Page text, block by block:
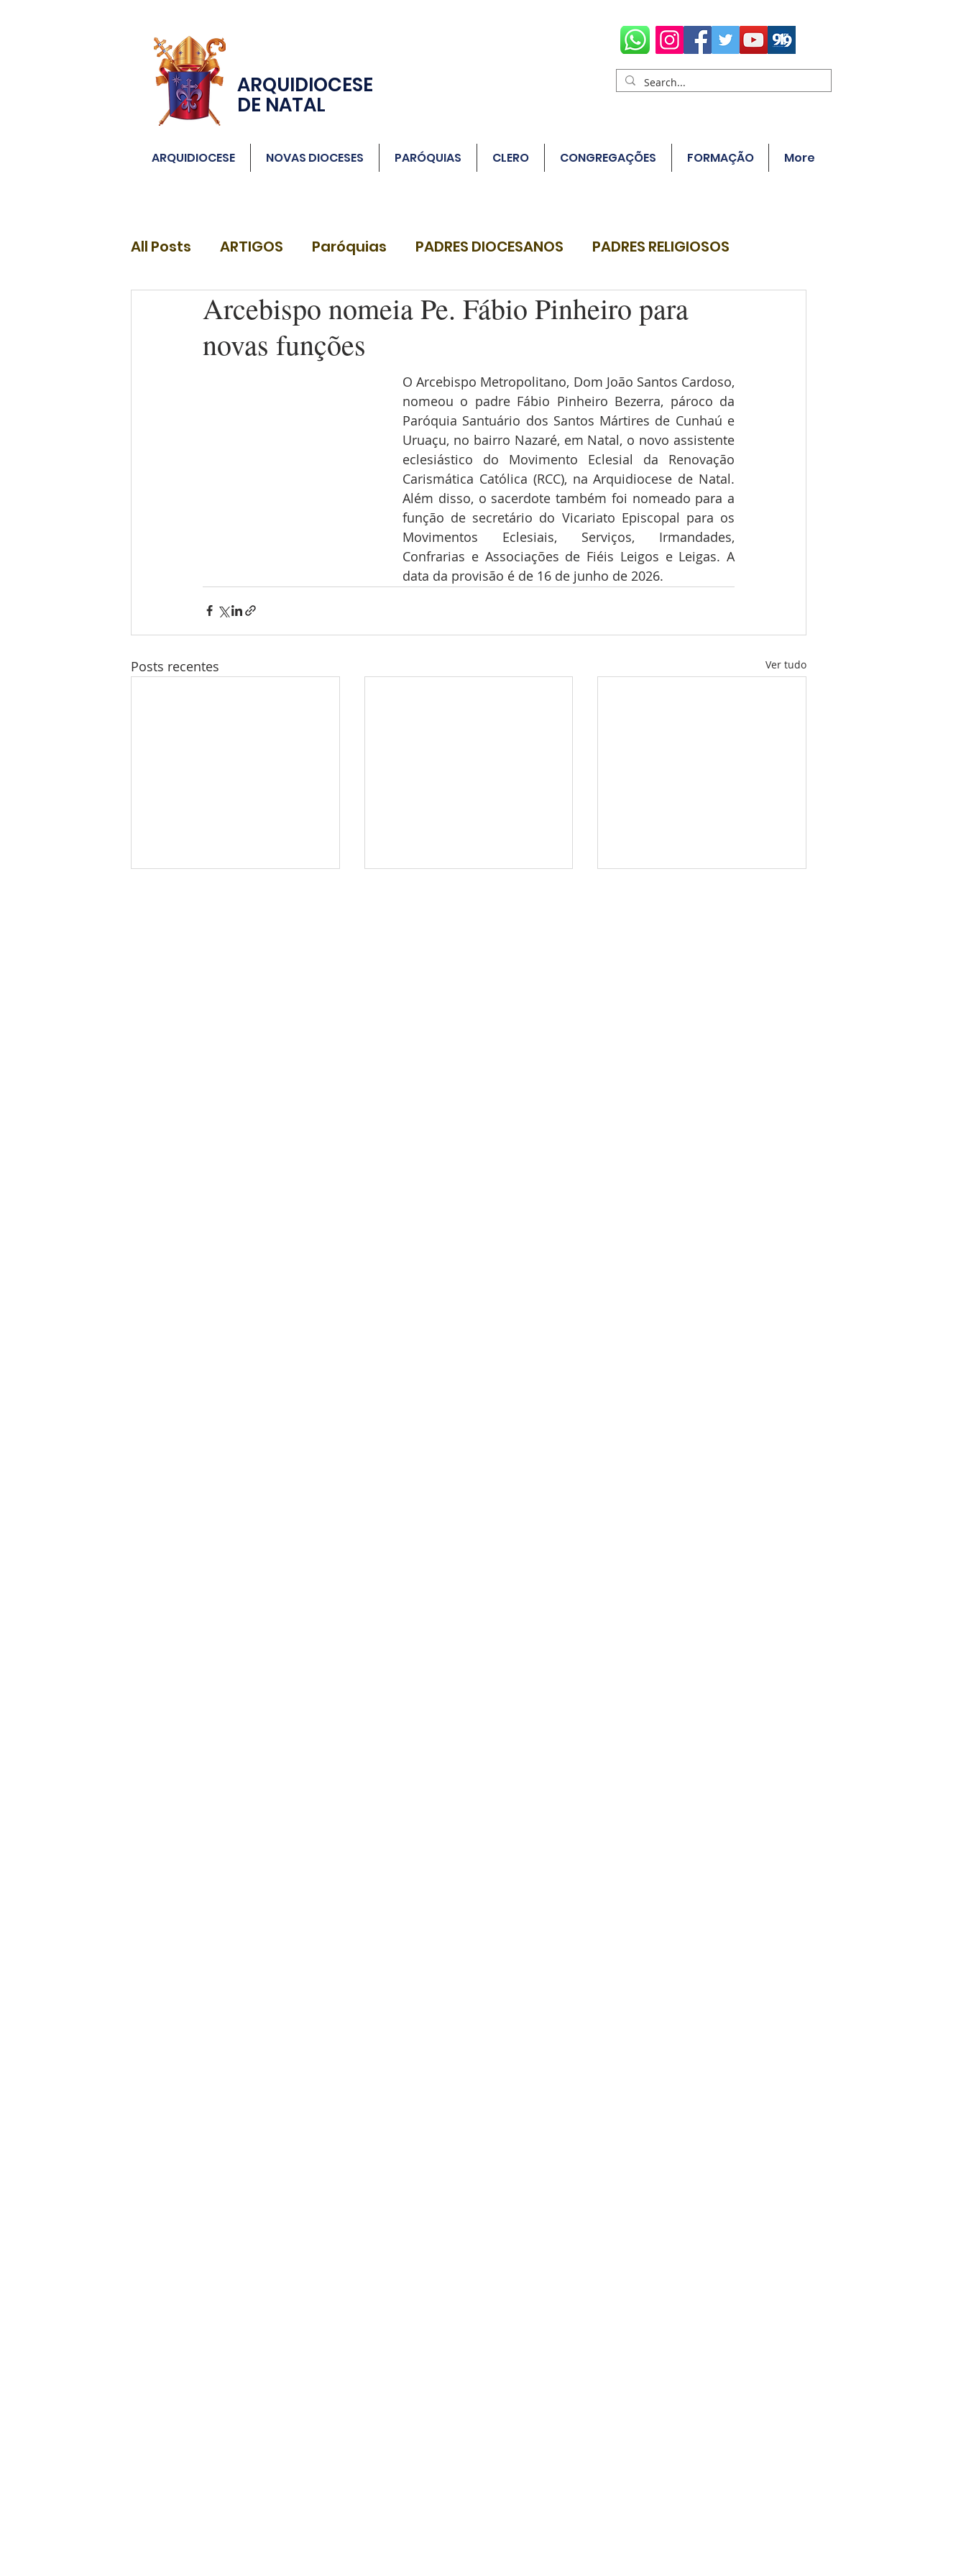
ARQUIDIOCESE
DE NATAL
ARQUIDIOCESE NOVAS DIOCESES PARÓQUIAS CLERO CONGREGAÇÕES FORMAÇÃO More
All Posts ARTIGOS Paróquias PADRES DIOCESANOS PADRES RELIGIOSOS
DIÁCONOSArcebispo nomeia Pe. Fábio Pinheiro para
novas funções
O Arcebispo Metropolitano, Dom João Santos Cardoso,
nomeou o padre Fábio Pinheiro Bezerra, pároco da
Paróquia Santuário dos Santos Mártires de Cunhaú e
Uruaçu, no bairro Nazaré, em Natal, o novo assistente
eclesiástico do Movimento Eclesial da Renovação
Carismática Católica (RCC), na Arquidiocese de Natal.
Além disso, o sacerdote também foi nomeado para a
função de secretário do Vicariato Episcopal para os
Movimentos Eclesiais, Serviços, Irmandades,
Confrarias e Associações de Fiéis Leigos e Leigas. A
data da provisão é de 16 de junho de 2026.
Posts recentes Ver tudo